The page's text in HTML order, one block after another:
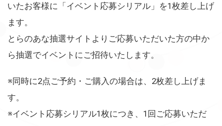
いたお客様に「イベント応募シリアル」を1枚差し上げ
ます。
とらのあな抽選サイトよりご応募いただいた方の中か
ら抽選でイベントにご招待いたします。
※同時に2点ご予約・ご購入の場合は、2枚差し上げま
す。
※イベント応募シリアル1枚につき、1回ご応募いただ